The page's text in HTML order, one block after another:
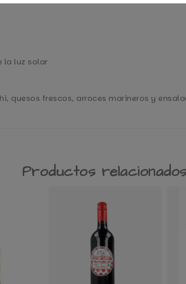
la luz solar
quesos frescos, arroces marineros y
Productos